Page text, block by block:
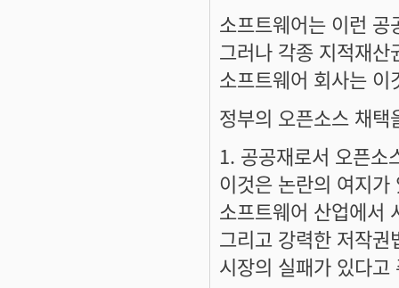
소프트웨어는 이런
그러나 각종 지적재
소프트웨어 회사는
정부의 오픈소스 채
1. 공공재로서 오픈소
이것은 논란의 여지
소프트웨어 산업에서
그리고 강력한 저작
시장의 실패가 있다